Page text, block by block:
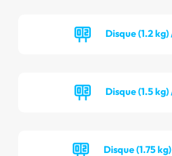
Disque (1.2 kg)
Disque (1.5 kg)
Disque (1.75